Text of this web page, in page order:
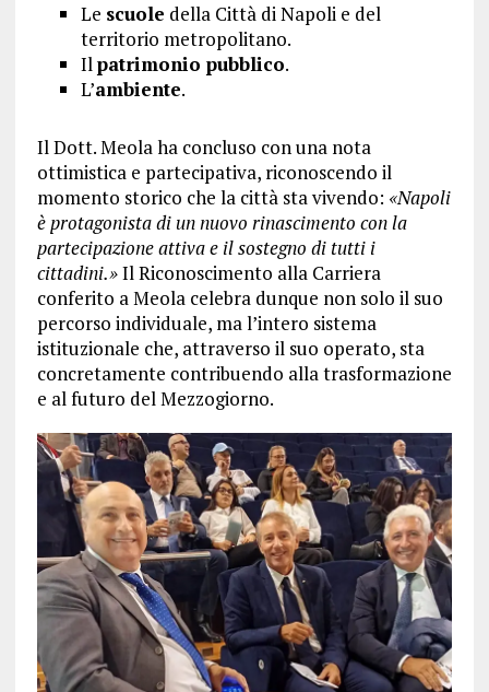
Le scuole della Città di Napoli e del
territorio metropolitano.
Ilpatrimonio pubblico.
L’ambiente.
Il Dott. Meola ha concluso con una nota
ottimistica e partecipativa, riconoscendo il
momento storico che la città sta vivendo: «Napoli
è protagonista di un nuovo rinascimento con la
partecipazione attiva e il sostegno di tutti i
cittadini.»Il Riconoscimento alla Carriera
conferito a Meola celebra dunque non solo il suo
percorso individuale, ma l’intero sistema
istituzionale che, attraverso il suo operato, sta
concretamente contribuendo alla trasformazione
e al futuro del Mezzogiorno.